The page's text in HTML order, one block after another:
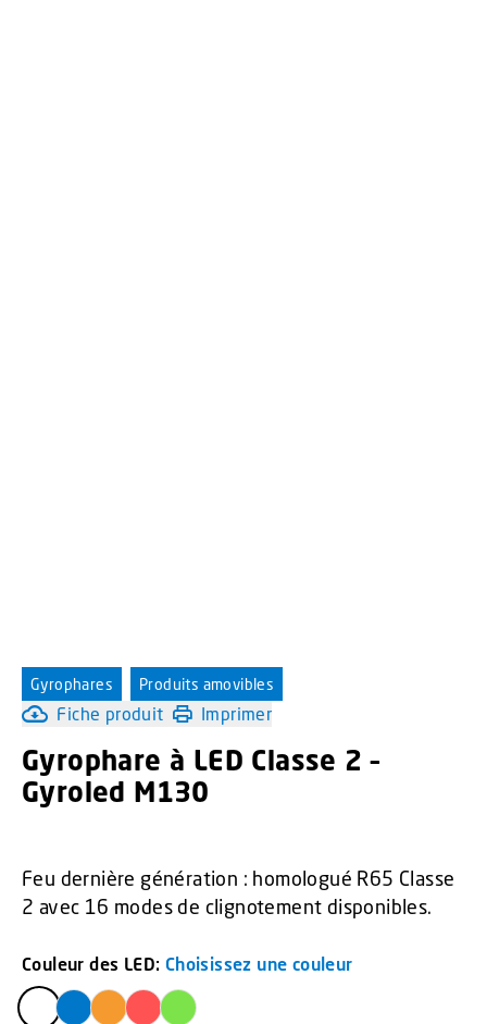
Gyrophares Produits amovibles
Fiche produit Imprimer
Gyrophare à LED Classe 2 –
Gyroled M130
Feu dernière génération : homologué R65 Classe
2 avec 16 modes de clignotement disponibles.
Couleur des LED: Choisissez une couleur